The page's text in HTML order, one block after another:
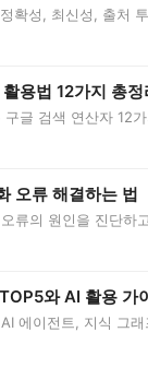
확성, 최신성, 출처
용법 12가지 총정
글 검색 연산자 12
오류 해결하는 법
류의 원인을 진단하
와 AI 활용 가
에이전트, 지식 그